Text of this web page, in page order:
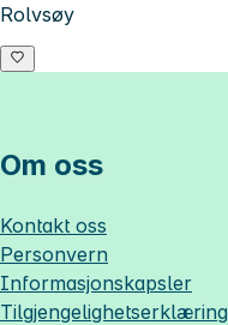
Rolvsøy
Om oss
Kontakt oss
Personvern
Informasjonskapsler
Tilgjengelighetserklæring